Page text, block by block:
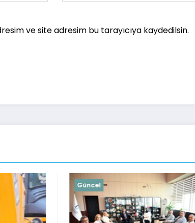
ve site adresim bu tarayıcıya kaydedilsin.
Güncel